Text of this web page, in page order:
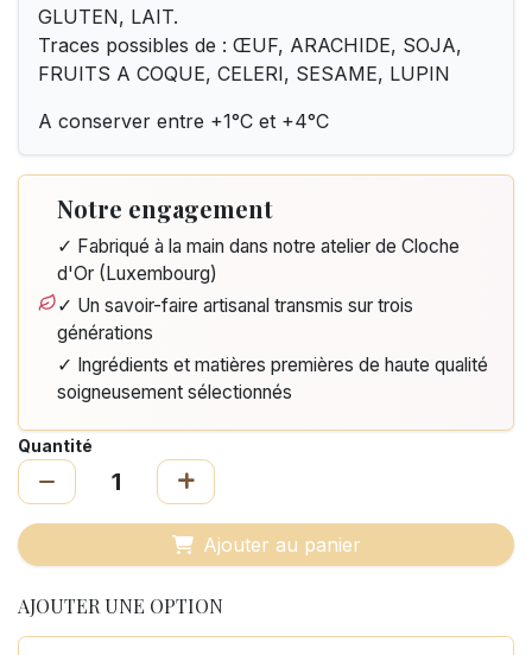
GLUTEN, LAIT.
Traces possibles de : ŒUF, ARACHIDE, SOJA,
FRUITS A COQUE, CELERI, SESAME, LUPIN
A conserver entre +1°C et +4°C
Notre engagement
✓ Fabriqué à la main dans notre atelier de Cloche
d'Or (Luxembourg)
✓ Un savoir-faire artisanal transmis sur trois
générations
✓ Ingrédients et matières premières de haute qualité
soigneusement sélectionnés
Quantité
Ajouter au panier
AJOUTER UNE OPTION